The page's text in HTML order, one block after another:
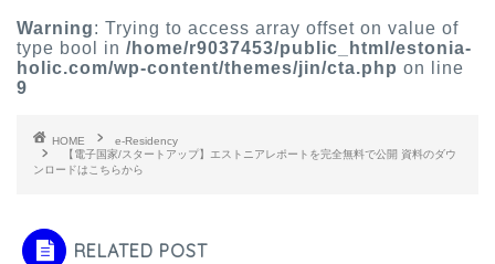
Warning: Trying to access array offset on value of
type bool in /home/r9037453/public_html/estonia-
holic.com/wp-content/themes/jin/cta.php on line
9
HOME
e-Residency
【電子国家/スタートアップ】エストニアレポートを完全無料で公開 資料のダウ
ンロードはこちらから
RELATED POST